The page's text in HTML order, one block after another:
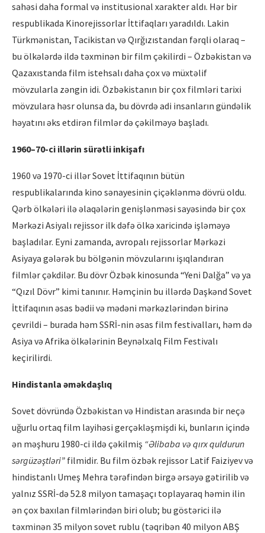
sahəsi daha formal və institusional xarakter aldı. Hər bir
respublikada Kinorejissorlar İttifaqları yaradıldı. Lakin
Türkmənistan, Tacikistan və Qırğızıstandan fərqli olaraq –
bu ölkələrdə ildə təxminən bir film çəkilirdi – Özbəkistan və
Qazaxıstanda film istehsalı daha çox və müxtəlif
mövzularla zəngin idi. Özbəkistanın bir çox filmləri tarixi
mövzulara həsr olunsa da, bu dövrdə adi insanların gündəlik
həyatını əks etdirən filmlər də çəkilməyə başladı.
1960–70-ci illərin sürətli inkişafı
1960 və 1970-ci illər Sovet İttifaqının bütün
respublikalarında kino sənayesinin çiçəklənmə dövrü oldu.
Qərb ölkələri ilə əlaqələrin genişlənməsi sayəsində bir çox
Mərkəzi Asiyalı rejissor ilk dəfə ölkə xaricində işləməyə
başladılar. Eyni zamanda, avropalı rejissorlar Mərkəzi
Asiyaya gələrək bu bölgənin mövzularını işıqlandıran
filmlər çəkdilər. Bu dövr Özbək kinosunda “Yeni Dalğa” və ya
“Qızıl Dövr” kimi tanınır. Həmçinin bu illərdə Daşkənd Sovet
İttifaqının əsas bədii və mədəni mərkəzlərindən birinə
çevrildi – burada həm SSRİ-nin əsas film festivalları, həm də
Asiya və Afrika ölkələrinin Beynəlxalq Film Festivalı
keçirilirdi.
Hindistanla əməkdaşlıq
Sovet dövründə Özbəkistan və Hindistan arasında bir neçə
uğurlu ortaq film layihəsi gerçəkləşmişdi ki, bunların içində
ən məşhuru 1980-ci ildə çəkilmiş “Əlibaba və qırx quldurun
sərgüzəştləri” filmidir. Bu film özbək rejissor Latif Faiziyev və
hindistanlı Umeş Mehra tərəfindən birgə ərsəyə gətirilib və
yalnız SSRİ-də 52.8 milyon tamaşaçı toplayaraq həmin ilin
ən çox baxılan filmlərindən biri olub; bu göstərici ilə
təxminən 35 milyon sovet rublu (təqribən 40 milyon ABŞ